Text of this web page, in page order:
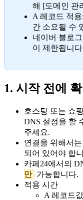
해 [도메인 관
A 레코드 적용
간 소요될 수
네이버 블로
이 제한됩니
1. 시작 전에
호스팅 또는 쇼
DNS 설정을 할
주세요.
연결을 위해서
되어 있어야 합
카페24에서의
만 가능합니다.
적용 시간
A 레코드